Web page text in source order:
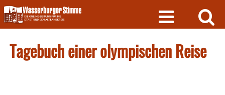
Skip
to
content
Tagebuch einer olympischen Reise